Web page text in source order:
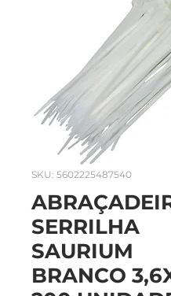
SKU: 5602225487540
SERRILHA
SAURIUM
BRANCO